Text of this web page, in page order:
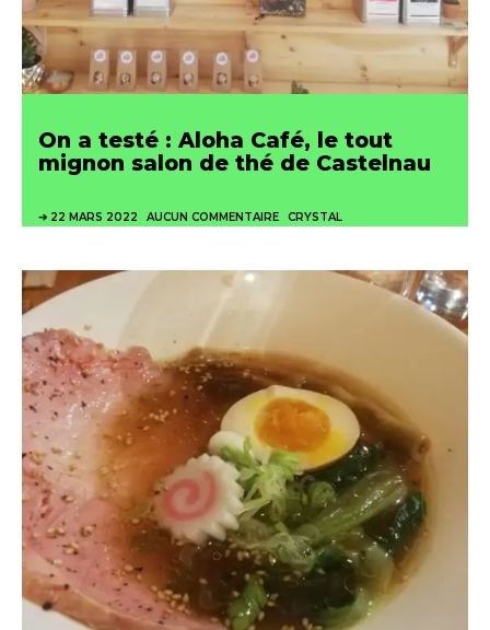
On a testé : Aloha Café, le tout
mignon salon de thé de Castelnau
22 MARS 2022 AUCUN COMMENTAIRE CRYSTAL